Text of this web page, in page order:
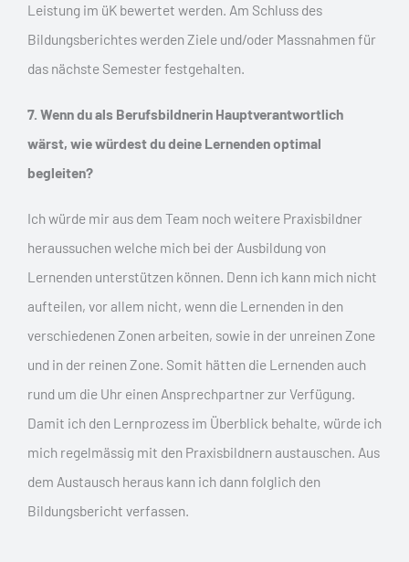
Leistung im üK bewertet werden. Am Schluss des
Bildungsberichtes werden Ziele und/oder Massnahmen für
das nächste Semester festgehalten.
7. Wenn du als Berufsbildnerin Hauptverantwortlich
wärst, wie würdest du deine Lernenden optimal
begleiten?
Ich würde mir aus dem Team noch weitere Praxisbildner
heraussuchen welche mich bei der Ausbildung von
Lernenden unterstützen können. Denn ich kann mich nicht
aufteilen, vor allem nicht, wenn die Lernenden in den
verschiedenen Zonen arbeiten, sowie in der unreinen Zone
und in der reinen Zone. Somit hätten die Lernenden auch
rund um die Uhr einen Ansprechpartner zur Verfügung.
Damit ich den Lernprozess im Überblick behalte, würde ich
mich regelmässig mit den Praxisbildnern austauschen. Aus
dem Austausch heraus kann ich dann folglich den
Bildungsbericht verfassen.